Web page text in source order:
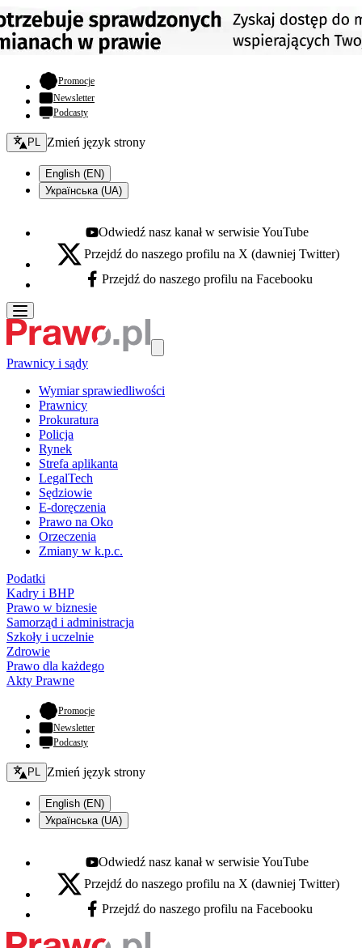
Promocje- otwiera się w nowej karcie
Newsletter
Podcasty
Zmień język - bieżący:
PL Zmień język strony
English (EN)
Українська (UA)
Youtube - otwiera się w nowej karcie
Odwiedź nasz kanał w serwisie YouTube
X - otwiera się w nowej karcie
Przejdź do naszego profilu na X (dawniej Twitter)
Facebook - otwiera się w nowej karcie
Przejdź do naszego profilu na Facebooku
Prawnicy i sądy
Wymiar sprawiedliwości
Prawnicy
Prokuratura
Policja
Rynek
Strefa aplikanta
LegalTech
Sędziowie
E-doręczenia
Prawo na Oko
Orzeczenia
Zmiany w k.p.c.
Podatki
Kadry i BHP
Prawo w biznesie
Samorząd i administracja
Szkoły i uczelnie
Zdrowie
Prawo dla każdego
Akty Prawne
Promocje- otwiera się w nowej karcie
Newsletter
Podcasty
Zmień język - bieżący:
PL Zmień język strony
English (EN)
Українська (UA)
Youtube - otwiera się w nowej karcie
Odwiedź nasz kanał w serwisie YouTube
X - otwiera się w nowej karcie
Przejdź do naszego profilu na X (dawniej Twitter)
Facebook - otwiera się w nowej karcie
Przejdź do naszego profilu na Facebooku